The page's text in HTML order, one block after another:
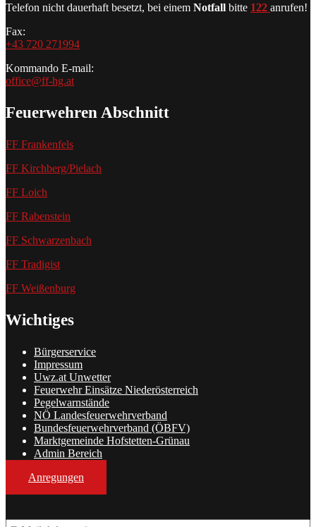
Telefon nicht dauerhaft besetzt, bei einem Notfall bitte 122 anrufen!
Fax:
+43 720 271994
Kommando E-mail:
office@ff-hg.at
Feuerwehren Abschnitt
FF Frankenfels
FF Kirchberg/Pielach
FF Loich
FF Rabenstein
FF Schwarzenbach
FF Tradigist
FF Weißenburg
Wichtiges
Bürgerservice
Impressum
Uwz.at Unwetter
Feuerwehr Einsätze Niederösterreich
Pegelwarnstände
NÖ Landesfeuerwehrverband
Bundesfeuerwehrverband (ÖBFV)
Marktgemeinde Hofstetten-Grünau
Admin Bereich
Anregungen